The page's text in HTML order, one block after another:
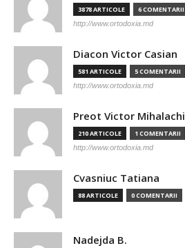
3878 ARTICOLE 6 COMENTARII
http://www.ortodoxia.md
Diacon Victor Casian
581 ARTICOLE 5 COMENTARII
http://www.ortodoxia.md
Preot Victor Mihalachi
210 ARTICOLE 1 COMENTARII
http://www.ortodoxia.md
Cvasniuc Tatiana
88 ARTICOLE 0 COMENTARII
Nadejda B.